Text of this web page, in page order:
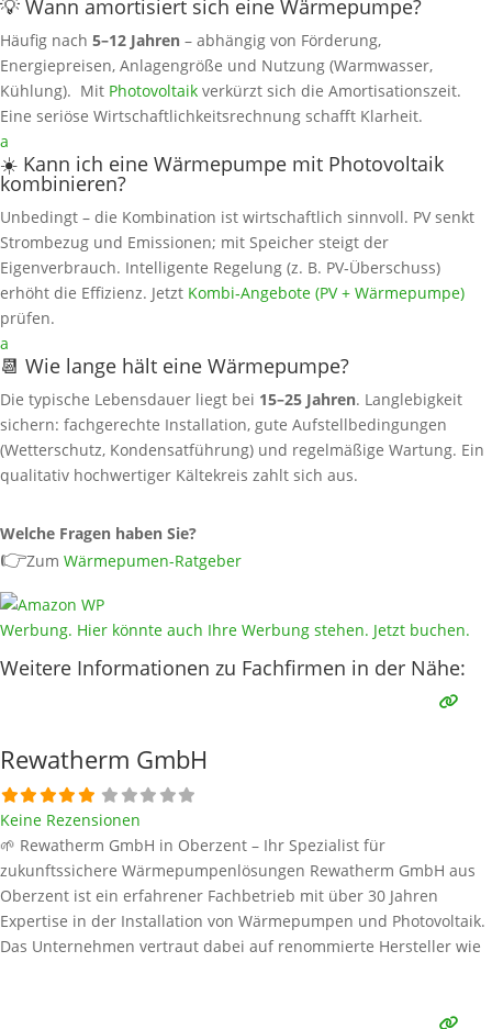
💡 Wann amortisiert sich eine Wärmepumpe?
Häufig nach 5–12 Jahren – abhängig von Förderung,
Energiepreisen, Anlagengröße und Nutzung (Warmwasser,
Kühlung). Mit Photovoltaik verkürzt sich die Amortisationszeit.
Eine seriöse Wirtschaftlichkeitsrechnung schafft Klarheit.
a
☀️ Kann ich eine Wärmepumpe mit Photovoltaik
kombinieren?
Unbedingt – die Kombination ist wirtschaftlich sinnvoll. PV senkt
Strombezug und Emissionen; mit Speicher steigt der
Eigenverbrauch. Intelligente Regelung (z. B. PV‑Überschuss)
erhöht die Effizienz. Jetzt Kombi‑Angebote (PV + Wärmepumpe)
prüfen.
a
📆 Wie lange hält eine Wärmepumpe?
Die typische Lebensdauer liegt bei 15–25 Jahren. Langlebigkeit
sichern: fachgerechte Installation, gute Aufstellbedingungen
(Wetterschutz, Kondensatführung) und regelmäßige Wartung. Ein
qualitativ hochwertiger Kältekreis zahlt sich aus.
Welche Fragen haben Sie?
👉Zum Wärmepumen-Ratgeber
Werbung. Hier könnte auch Ihre Werbung stehen. Jetzt buchen.
Weitere Informationen zu Fachfirmen in der Nähe:
Rewatherm GmbH
Keine Rezensionen
🌱 Rewatherm GmbH in Oberzent – Ihr Spezialist für
zukunftssichere Wärmepumpenlösungen Rewatherm GmbH aus
Oberzent ist ein erfahrener Fachbetrieb mit über 30 Jahren
Expertise in der Installation von Wärmepumpen und Photovoltaik.
Das Unternehmen vertraut dabei auf renommierte Hersteller wie
Weiterlesen …